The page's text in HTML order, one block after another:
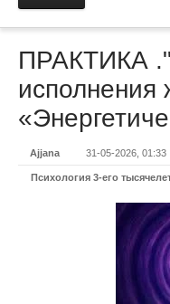
ПРАКТИКА
исполнения
Ajjana 31-05-2026, 01:33
Психология 3-его